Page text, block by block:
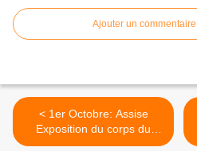
Ajouter un commentaire
< 1er Octobre: Assise
Exposition du corps du
Vénérable Carlo Acutis. +